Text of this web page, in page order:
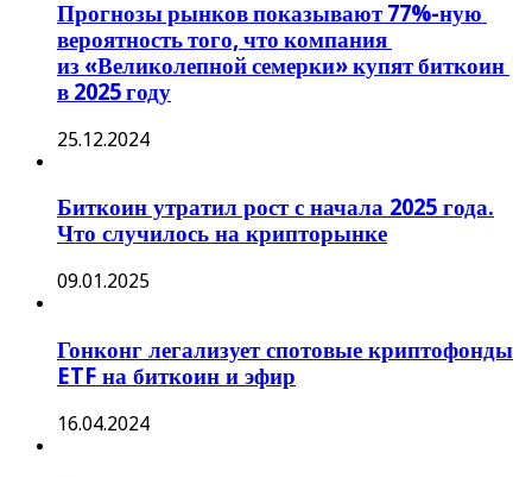
Прогнозы рынков показывают 77%-ную
вероятность того, что компания
из «Великолепной семерки» купят биткоин
в 2025 году
25.12.2024
Биткоин утратил рост с начала 2025 года.
Что случилось на крипторынке
09.01.2025
Гонконг легализует спотовые криптофонды
ETF на биткоин и эфир
16.04.2024